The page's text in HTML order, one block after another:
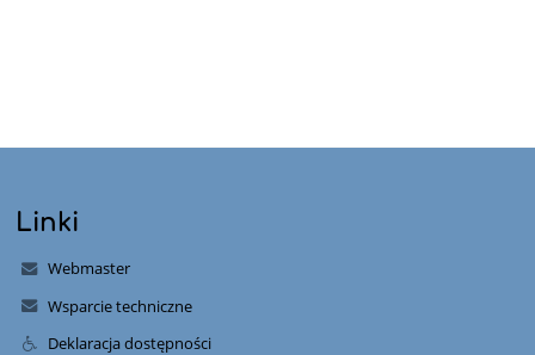
Linki
Webmaster
Wsparcie techniczne
Deklaracja dostępności